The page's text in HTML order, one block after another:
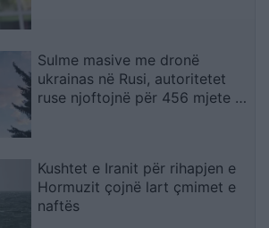
Sulme masive me dronë
ukrainas në Rusi, autoritetet
ruse njoftojnë për 456 mjete të
Kushtet e Iranit për rihapjen e
Hormuzit çojnë lart çmimet e
naftës